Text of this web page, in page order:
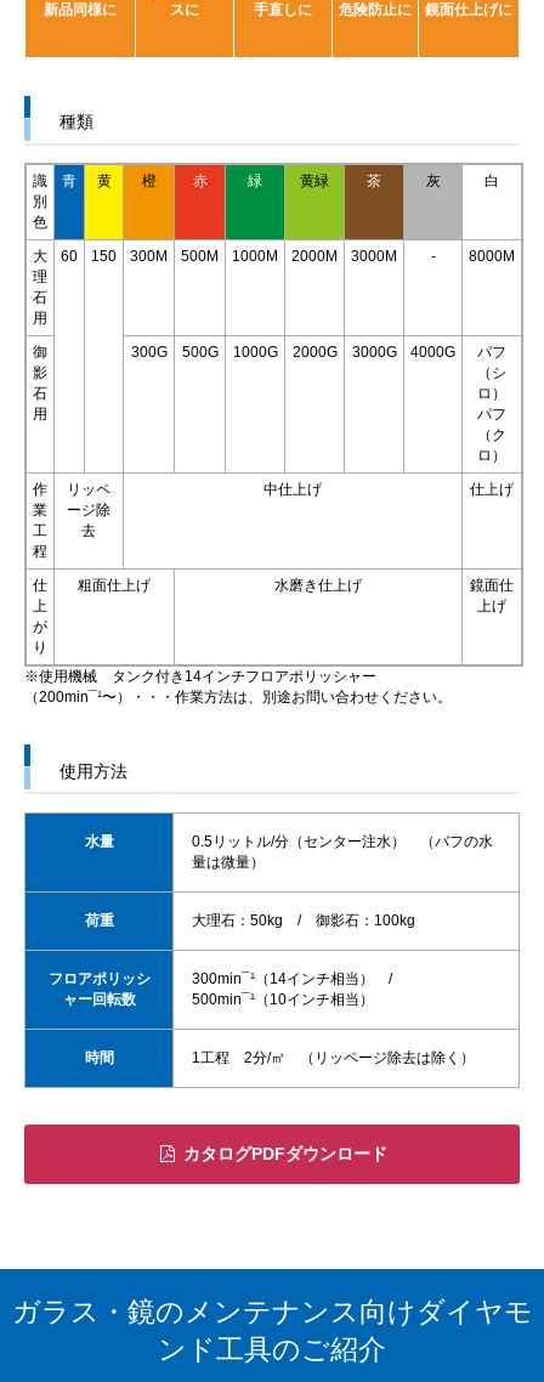
新品同様に
スに
手直しに
危険防止に
鏡面仕上げに
種類
識
別
色
青 黄 橙 赤 緑 黄緑 茶 灰 白
大
理
石
用
60 150 300M 500M 1000M 2000M 3000M - 8000M
御
影
石
用
300G 500G 1000G 2000G 3000G 4000G
パフ
（シ
ロ）
パフ
（ク
ロ）
作
業
工
程
リッペ
ージ除
去
中仕上げ 仕上げ
仕
上
が
り
粗面仕上げ 水磨き仕上げ
鏡面仕
上げ
※使用機械 タンク付き14インチフロアポリッシャー
（200min¯¹〜）・・・作業方法は、別途お問い合わせください。
使用方法
水量
0.5リットル/分（センター注水） （バフの水
量は微量）
荷重 大理石：50kg / 御影石：100kg
フロアポリッシ
ャー回転数
300min¯¹（14インチ相当） /
500min¯¹（10インチ相当）
時間 1工程 2分/㎡ （リッページ除去は除く）
カタログPDFダウンロード
ガラス・鏡のメンテナンス向けダイヤモ
ンド工具のご紹介